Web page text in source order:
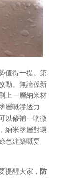
值得一提。第
動。無論係新
上一層納米材
層嘅滲透力
以修補一啲微
納米塗層對環
色建築嘅要
提醒大家， 防